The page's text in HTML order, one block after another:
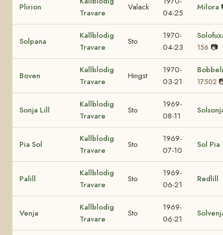
Plirion
Travare
Valack
04-25
Milora
Solpana
Kallblodig
Travare
Sto
1970-
04-23
156 📷
Boven
Kallblodig
Travare
Hingst
1970-
03-21
17502
Sonja Lill
Kallblodig
Travare
Sto
1969-
08-11
Pia Sol
Kallblodig
Travare
Sto
1969-
07-10
Sol Pia
Palill
Kallblodig
Travare
Sto
1969-
06-21
Redlill
Venja
Kallblodig
Travare
Sto
1969-
06-21